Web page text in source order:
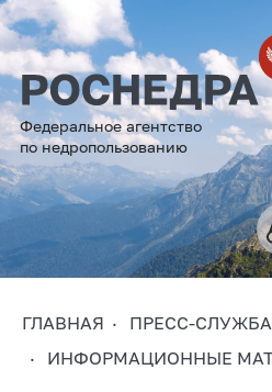
Федеральное агентство
по недропользованию
ГЛАВНАЯ
ПРЕСС-СЛУЖБА
ИНФОРМАЦИОННЫЕ